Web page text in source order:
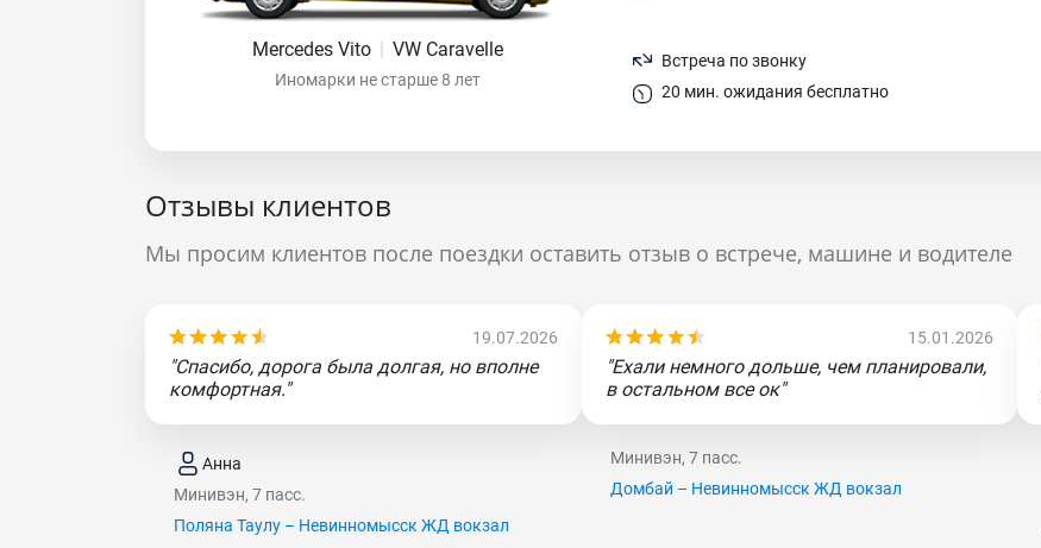
Mercedes Vito | VW Caravelle
Иномарки не старше 8 лет
Встреча по звонку
20 мин. ожидания бесплатно
Отзывы клиентов
Мы просим клиентов после поездки оставить отзыв о встрече, машине и водителе
19.07.2026
"Спасибо, дорога была долгая, но вполне
комфортная."
Анна
Минивэн, 7 пасс.
Поляна Таулу – Невинномысск ЖД вокзал
15.01.2026
"Ехали немного дольше, чем планировали,
в остальном все ок"
Минивэн, 7 пасс.
Домбай – Невинномысск ЖД вокзал